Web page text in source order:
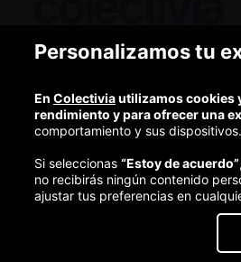
Ofertas de hoy
Términos y condiciones
Política de privacidad y aviso legal
Política de cookies
Personalizamos tu
En Colectiviautilizamos cookies
rendimiento y para ofrecer una
comportamiento y sus dispositivos.
Si seleccionas “Estoy de acuerdo”
no recibirás ningún contenido
ajustar tus preferencias en